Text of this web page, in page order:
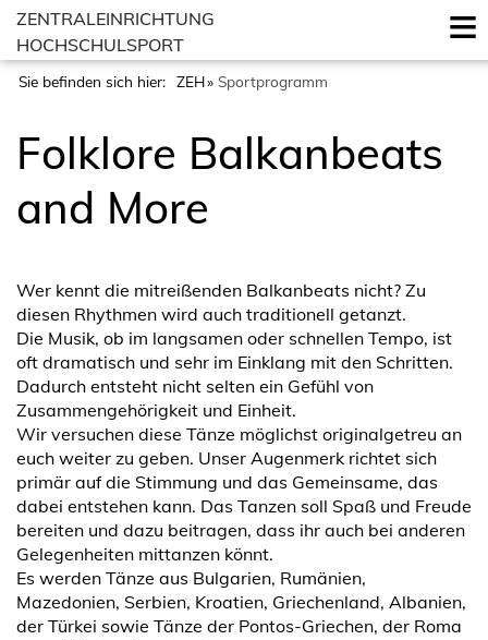
ZENTRALEINRICHTUNG
HOCHSCHULSPORT
Sie befinden sich hier: ZEH Sportprogramm
Folklore Balkanbeats
and More
Wer kennt die mitreißenden Balkanbeats nicht? Zu
diesen Rhythmen wird auch traditionell getanzt.
Die Musik, ob im langsamen oder schnellen Tempo, ist
oft dramatisch und sehr im Einklang mit den Schritten.
Dadurch entsteht nicht selten ein Gefühl von
Zusammengehörigkeit und Einheit.
Wir versuchen diese Tänze möglichst originalgetreu an
euch weiter zu geben. Unser Augenmerk richtet sich
primär auf die Stimmung und das Gemeinsame, das
dabei entstehen kann. Das Tanzen soll Spaß und Freude
bereiten und dazu beitragen, dass ihr auch bei anderen
Gelegenheiten mittanzen könnt.
Es werden Tänze aus Bulgarien, Rumänien,
Mazedonien, Serbien, Kroatien, Griechenland, Albanien,
der Türkei sowie Tänze der Pontos-Griechen, der Roma